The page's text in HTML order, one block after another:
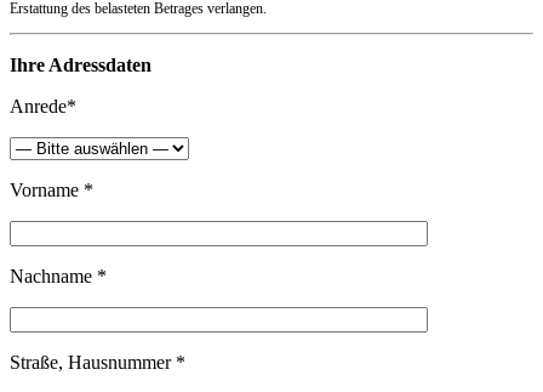
Erstattung des belasteten Betrages verlangen.
Ihre Adressdaten
Anrede*
Vorname *
Nachname *
Straße, Hausnummer *